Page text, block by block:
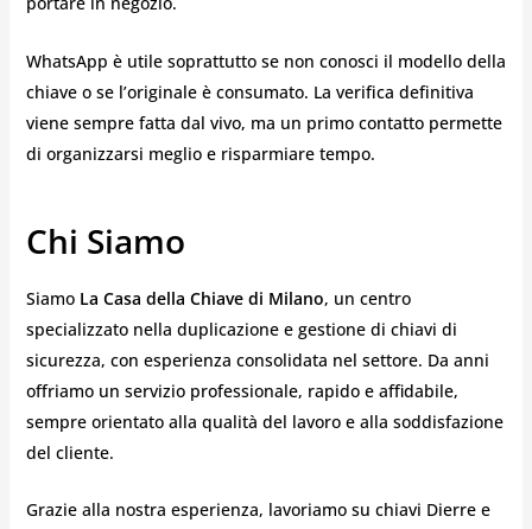
WhatsApp è utile soprattutto se non conosci il modello della
chiave o se l’originale è consumato. La verifica definitiva
viene sempre fatta dal vivo, ma un primo contatto permette
di organizzarsi meglio e risparmiare tempo.
Chi Siamo
Siamo La Casa della Chiave di Milano, un centro
specializzato nella duplicazione e gestione di chiavi di
sicurezza, con esperienza consolidata nel settore. Da anni
offriamo un servizio professionale, rapido e affidabile,
sempre orientato alla qualità del lavoro e alla soddisfazione
del cliente.
Grazie alla nostra esperienza, lavoriamo su chiavi Dierre e